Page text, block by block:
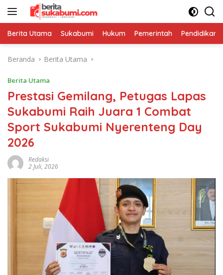
Langsung
Berita Utama Sukabumi Hukum Pemerintah Pendidikan
Beranda Berita Utama
Berita Utama
Prestasi Gemilang, Petugas Lapas
Sukabumi Raih Juara 1 Combat
Sport Sukabumi Nyerenteng Day
2026
Redaksi
2 Juli, 2026